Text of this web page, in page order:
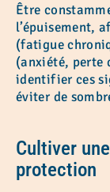
Être
l’épuisement,
(fatigue
(anxiété, perte
identifier ces
éviter de
Cultiver
protection